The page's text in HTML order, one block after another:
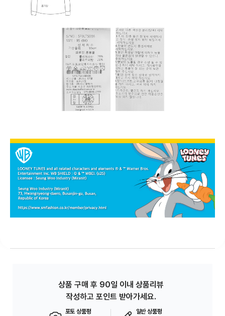
상품 구매 후 90일 이내 상품리뷰
작성하고 포인트 받아가세요.
포토 상품평 일반 상품평